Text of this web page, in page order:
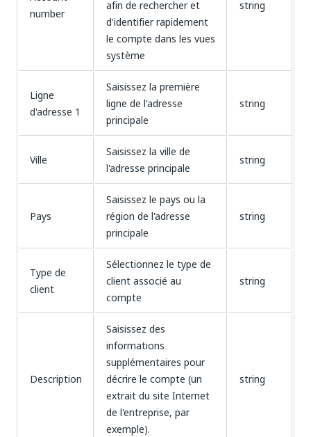
number
afin de rechercher et
d'identifier rapidement
le compte dans les vues
système
string
Ligne
d'adresse 1
Saisissez la première
ligne de l'adresse
principale
string
Ville
Saisissez la ville de
l'adresse principale
string
Pays
Saisissez le pays ou la
région de l'adresse
principale
string
Type de
client
Sélectionnez le type de
client associé au
compte
string
Description
Saisissez des
informations
supplémentaires pour
décrire le compte (un
extrait du site Internet
de l'entreprise, par
exemple).
string